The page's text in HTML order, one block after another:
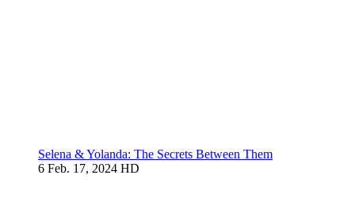
Selena & Yolanda: The Secrets Between Them
6 Feb. 17, 2024 HD